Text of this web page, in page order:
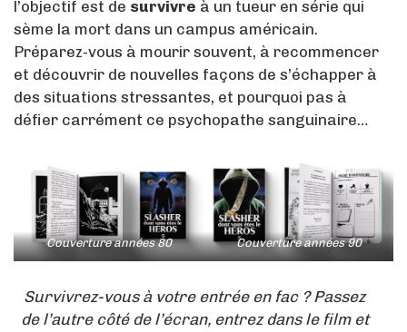
l’objectif est de survivre à un tueur en série qui
sème la mort dans un campus américain.
Préparez-vous à mourir souvent, à recommencer
et découvrir de nouvelles façons de s’échapper à
des situations stressantes, et pourquoi pas à
défier carrément ce psychopathe sanguinaire…
Couverture années 80 Couverture années 90
Survivrez-vous à votre entrée en fac ? Passez
de l’autre côté de l’écran, entrez dans le film et